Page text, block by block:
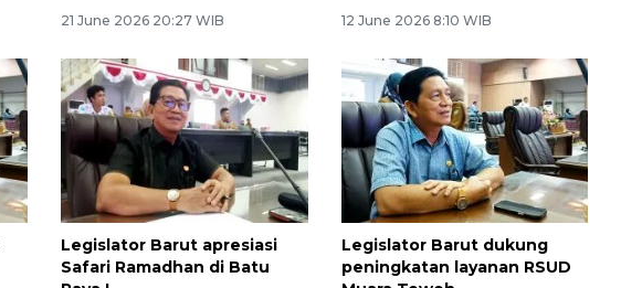
21 June 2026 20:27 WIB 12 June 2026 8:10 WIB
Legislator Barut apresiasi
Safari Ramadhan di Batu
Legislator Barut dukung
peningkatan layanan RSUD